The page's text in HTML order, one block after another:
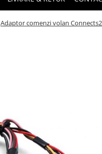
Adaptor comenzi volan